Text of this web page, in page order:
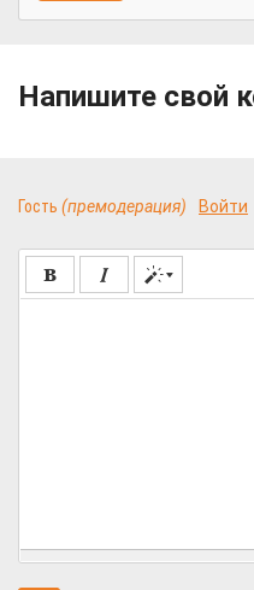
Напишите свой
Гость (премодерация) Войти